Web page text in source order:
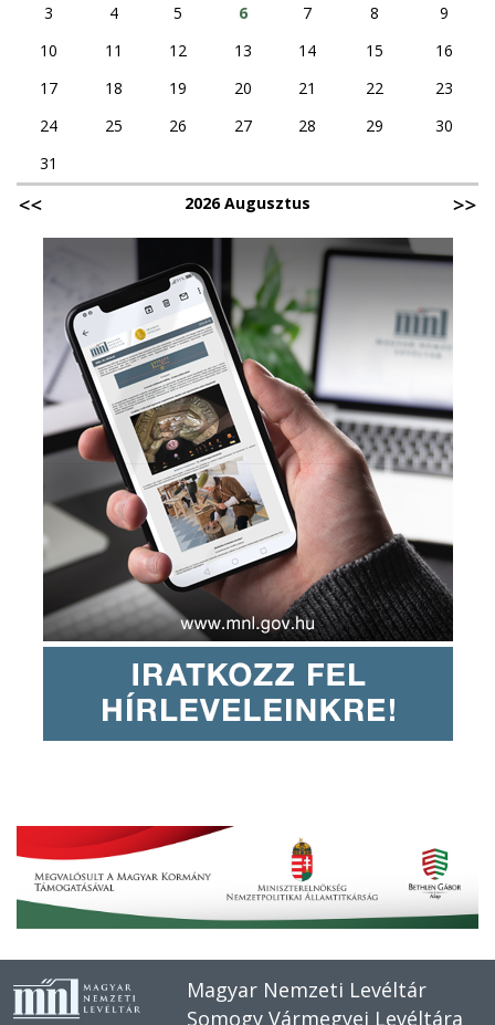
3
4 5 6 7 8
9
10
11 12 13 14 15
16
17
18 19 20 21 22
23
24
25 26 27 28 29
30
31
2026 Augusztus
Magyar Nemzeti Levéltár
Somogy Vármegyei Levéltára